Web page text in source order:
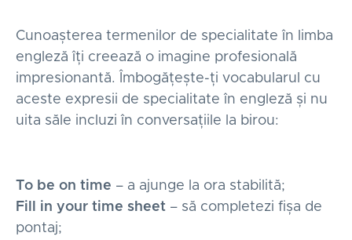
Cunoașterea termenilor de specialitate în limba
engleză îți creează o imagine profesională
impresionantă. Îmbogățește-ți vocabularul cu
aceste expresii de specialitate în engleză și nu
uita săle incluzi în conversațiile la birou:
To be on time – a ajunge la ora stabilită;
Fill in your time sheet – să completezi fișa de
pontaj;